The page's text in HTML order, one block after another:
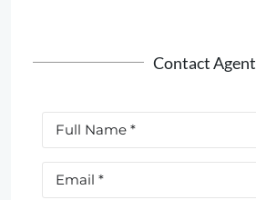
Contact Agent